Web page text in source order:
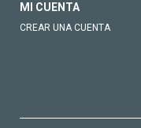
MI CUENTA
CREAR UNA CUENTA